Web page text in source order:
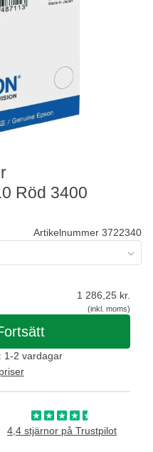
Artikelnummer 3722340
1 286,25 kr.
(inkl. moms)
1-2 vardagar
4,4 stjärnor på Trustpilot
Röd 3400